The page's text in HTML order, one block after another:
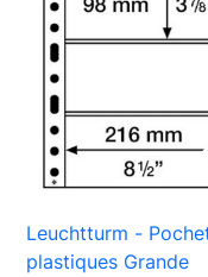
Leuchtturm -
plastiques Grande